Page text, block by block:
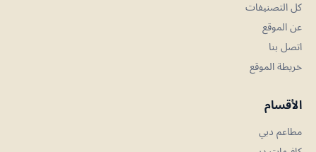
كل التصنيفات
عن الموقع
اتصل بنا
خريطة الموقع
الأقسام
مطاعم دبي